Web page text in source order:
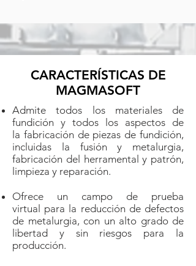
CARACTERÍSTICAS DE
MAGMASOFT
Admite todos los materiales de
fundición y todos los aspectos de
la fabricación de piezas de fundición,
incluidas la fusión y metalurgia,
fabricación del herramental y patrón,
limpieza y reparación.
Ofrece un campo de prueba
virtual para la reducción de defectos
de metalurgia, con un alto grado de
libertad y sin riesgos para la
producción.